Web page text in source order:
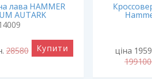
лава HAMMER
AUTARK
28580
Купити ціна